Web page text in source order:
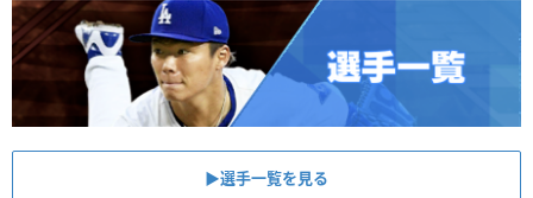
▶︎選手一覧を見る